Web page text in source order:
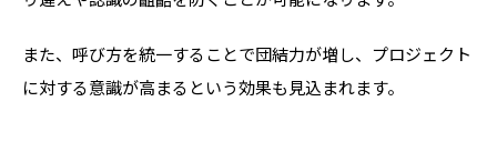
また、呼び方を統一することで団結力が増し、プロジェクト
に対する意識が高まるという効果も見込まれます。